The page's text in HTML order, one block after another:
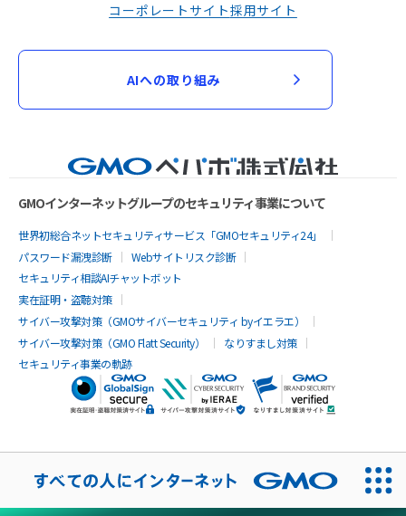
コーポレートサイト採用サイト
AIへの取り組み
GMOインターネットグループのセキュリティ事業について
世界初総合ネットセキュリティサービス「GMOセキュリティ24」
パスワード漏洩診断
Webサイトリスク診断
セキュリティ相談AIチャットボット
実在証明・盗聴対策
サイバー攻撃対策（GMOサイバーセキュリティ byイエラエ）
サイバー攻撃対策（GMO Flatt Security）
なりすまし対策
セキュリティ事業の軌跡